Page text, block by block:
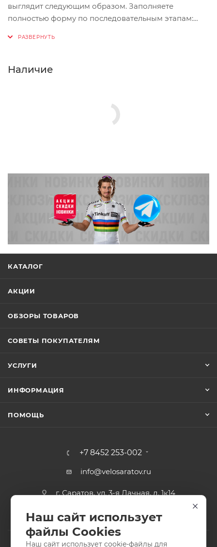
выглядит следующим образом. Заполняете
полностью форму по последовательным этапам:
Нажмите кнопку «Оформить заказ».
Наличие
КАТАЛОГ
АКЦИИ
ОБЗОРЫ ТОВАРОВ
СОВЕТЫ ПОКУПАТЕЛЯМ
УСЛУГИ
ИНФОРМАЦИЯ
ПОМОЩЬ
+7 8452 253-002
info@velosaratov.ru
г. Саратов, ул. 3-я Дачная, д. 1к14
Наш сайт использует
файлы Cookies
Наш сайт использует cookie-файлы для